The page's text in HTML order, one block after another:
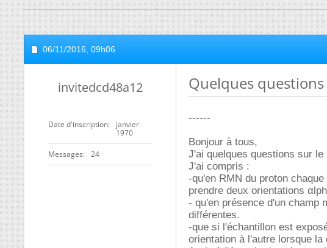
06/11/2016, 09h06
invitedcd48a12
Date d'inscription
janvier
1970
Messages 24
Quelques
------
Bonjour à tous,
J'ai quelques questions sur
J'ai compris :
-qu'en RMN du proton
prendre deux orientations
- qu'en présence d'un champ
différentes.
-que si l'échantillon est
orientation à l'autre lorsque